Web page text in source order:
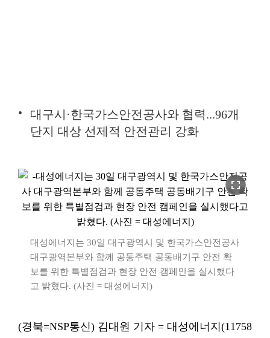
대구시·한국가스안전공사와 협력...96개
단지 대상 선제적 안전관리 강화
fullscreen
대성에너지는 30일 대구광역시 및 한국가스안전공사
대구광역본부와 함께 공동주택 공동배기구 안전 확
보를 위한 특별점검과 현장 안전 캠페인을 실시했다
고 밝혔다. (사진 = 대성에너지)
(경북=NSP통신) 김대원 기자 = 대성에너지(11758